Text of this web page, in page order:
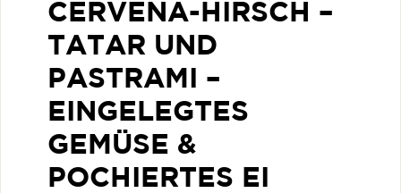
CERVENA-HIRSCH –
TATAR UND
PASTRAMI –
EINGELEGTES
GEMÜSE &
POCHIERTES EI